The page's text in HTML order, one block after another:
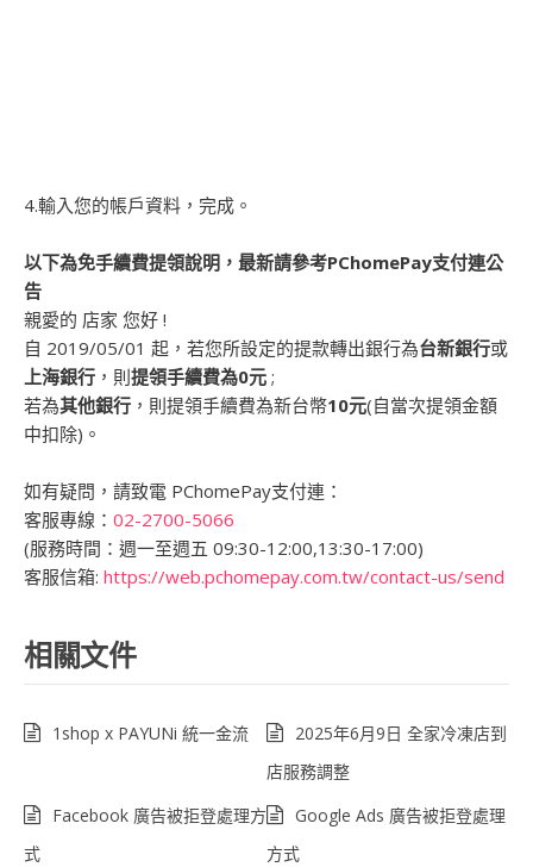
4.輸入您的帳戶資料，完成。
以下為免手續費提領說明，最新請參考PChomePay支付連公
告
親愛的 店家 您好 !
自 2019/05/01 起，若您所設定的提款轉出銀行為台新銀行或
上海銀行 ，則提領手續費為0元 ;
若為其他銀行 ，則提領手續費為新台幣10元(自當次提領金額
中扣除)。
如有疑問，請致電 PChomePay支付連：
客服專線： 02-2700-5066
(服務時間：週一至週五 09:30-12:00,13:30-17:00)
客服信箱: https://web.pchomepay.com.tw/contact-us/send
相關文件
1shop x PAYUNi 統一金流
2025年6月9日 全家冷凍店到
店服務調整
Facebook 廣告被拒登處理方
式
Google Ads 廣告被拒登處理
方式